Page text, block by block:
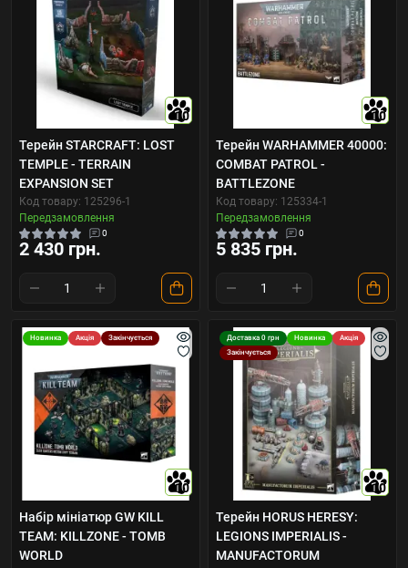
10
Терейн STARCRAFT: LOST
TEMPLE - TERRAIN
EXPANSION SET
Код товару: 125296-1
Передзамовлення
0
2 430 грн.
10
Терейн WARHAMMER 40000:
COMBAT PATROL -
BATTLEZONE
Код товару: 125334-1
Передзамовлення
0
5 835 грн.
Новинка Акція Закінчується
10
Набір мініатюр GW KILL
TEAM: KILLZONE - TOMB
WORLD
Доставка 0 грн Новинка
Акція
Закінчується
10
Терейн HORUS HERESY:
LEGIONS IMPERIALIS -
MANUFACTORUM